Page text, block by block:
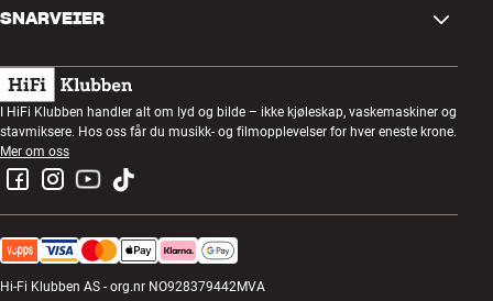
Angre på bestilling
Handelsbetingelser
Personvernpolicy
Kundeklubb
Lyttekveld
Konkurranser
Jobb i HiFi Klubben
SNARVEIER
Gavekort
Bygg med lyd
Montering og installasjon
Retur av el-avfall
Produktanmeldelser
I HiFi Klubben handler alt om lyd og bilde – ikke kjøleskap, vaskemaskiner og
stavmiksere. Hos oss får du musikk- og filmopplevelser for hver eneste krone.
Mer om oss
Hi-Fi Klubben AS - org.nr NO928379442MVA